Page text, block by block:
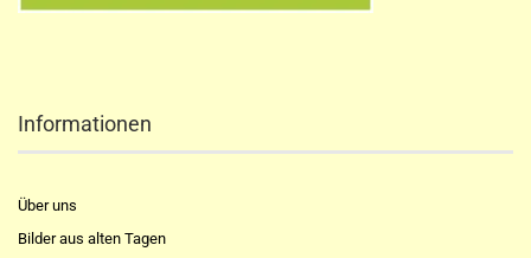
Informationen
Über uns
Bilder aus alten Tagen